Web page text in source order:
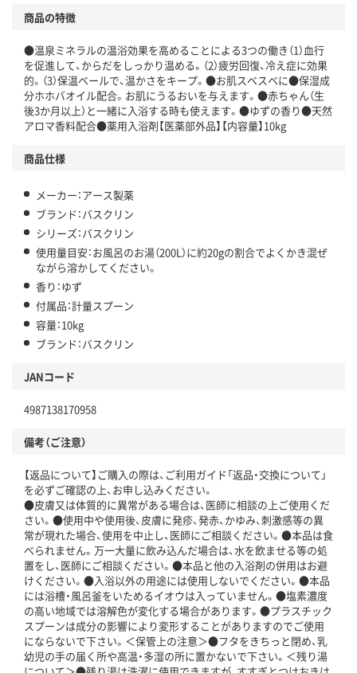
商品の特徴
●温泉ミネラルの温浴効果を高めることによる3つの働き（1）血行
を促進して、からだをしっかり温める。（2）疲労回復、冷え症に効果
的。（3）保温ベールで、温かさをキープ。●お肌スベスベに●保湿成
分ホホバオイル配合。お肌にうるおいを与えます。●赤ちゃん（生
後3か月以上）と一緒に入浴する時も使えます。●ゆずの香り●天然
アロマ香料配合●薬用入浴剤【医薬部外品】【内容量】10kg
商品仕様
メーカー：アース製薬
ブランド：バスクリン
シリーズ：バスクリン
使用量目安：お風呂のお湯（200L）に約20gの割合でよくかき混ぜ
ながら溶かしてください。
香り：ゆず
付属品：計量スプーン
容量：10kg
ブランド：バスクリン
JANコード
4987138170958
備考（ご注意）
【返品について】ご購入の際は、ご利用ガイド「返品・交換について」
を必ずご確認の上、お申し込みください。
●皮膚又は体質的に異常がある場合は、医師に相談の上ご使用くだ
さい。●使用中や使用後、皮膚に発疹、発赤、かゆみ、刺激感等の異
常が現れた場合、使用を中止し、医師にご相談ください。●本品は食
べられません。万一大量に飲み込んだ場合は、水を飲ませる等の処
置をし、医師にご相談ください。●本品と他の入浴剤の併用はお避
けください。●入浴以外の用途には使用しないでください。●本品
には浴槽・風呂釜をいためるイオウは入っていません。●塩素濃度
の高い地域では溶解色が変化する場合があります。●プラスチック
スプーンは成分の影響により変形することがありますのでご使用
にならないで下さい。＜保管上の注意＞●フタをきちっと閉め、乳
幼児の手の届く所や高温・多湿の所に置かないで下さい。＜残り湯